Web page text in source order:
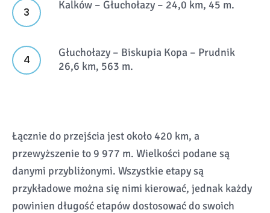
Kalków – Głuchołazy – 24,0 km, 45 m.
Głuchołazy – Biskupia Kopa – Prudnik
26,6 km, 563 m.
Łącznie do przejścia jest około 420 km, a
przewyższenie to 9 977 m. Wielkości podane są
danymi przybliżonymi. Wszystkie etapy są
przykładowe można się nimi kierować, jednak każdy
powinien długość etapów dostosować do swoich